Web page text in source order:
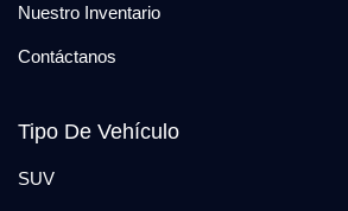
Nuestro Inventario
Contáctanos
Tipo De Vehículo
SUV